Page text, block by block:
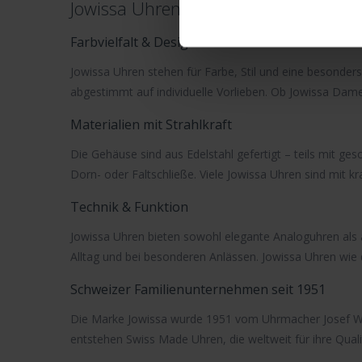
Jowissa Uhren – Schweizer Design
Farbvielfalt & Designkunst
Jowissa Uhren stehen für Farbe, Stil und eine
abgestimmt auf individuelle Vorlieben. Ob Jowissa
Materialien mit Strahlkraft
Die Gehäuse sind aus Edelstahl gefertigt – teils mit
Dorn- oder Faltschließe. Viele Jowissa Uhren sind mit
Technik & Funktion
Jowissa Uhren bieten sowohl elegante Analoguhren als
Alltag und bei besonderen Anlässen. Jowissa Uhren wie
Schweizer Familienunternehmen seit 1951
Die Marke Jowissa wurde 1951 vom Uhrmacher Josef
entstehen Swiss Made Uhren, die weltweit für ihre